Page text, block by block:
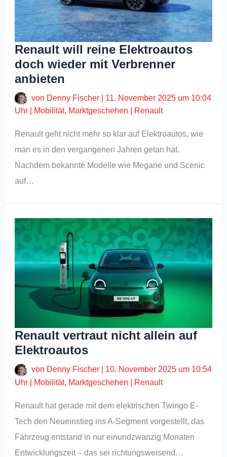
Renault will reine Elektroautos
doch wieder mit Verbrenner
anbieten
von Denny Fischer
11. November 2025 um 10:04
Uhr
Mobilität, Marktgeschehen Renault
Renault geht nicht mehr so klar auf Elektroautos, wie
man es in den vergangenen Jahren getan hat.
Nachdem bekannte Modelle wie Megane und Scenic
auf…
Renault vertraut nicht allein auf
Elektroautos
von Denny Fischer
10. November 2025 um 10:54
Uhr
Mobilität, Marktgeschehen Renault
Renault hat gerade mit dem elektrischen Twingo E-
Tech den Neueinstieg ins A-Segment vorgestellt, das
Fahrzeug entstand in nur einundzwanzig Monaten
Entwicklungszeit – das sei richtungsweisend…